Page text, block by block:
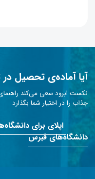
آیا آماده‌ی تحصیل
نکست ابرود سعی می‌کند
جذاب را در اختیار شما بگذارد
اپلای برای
دانشگاه‌های قبرس